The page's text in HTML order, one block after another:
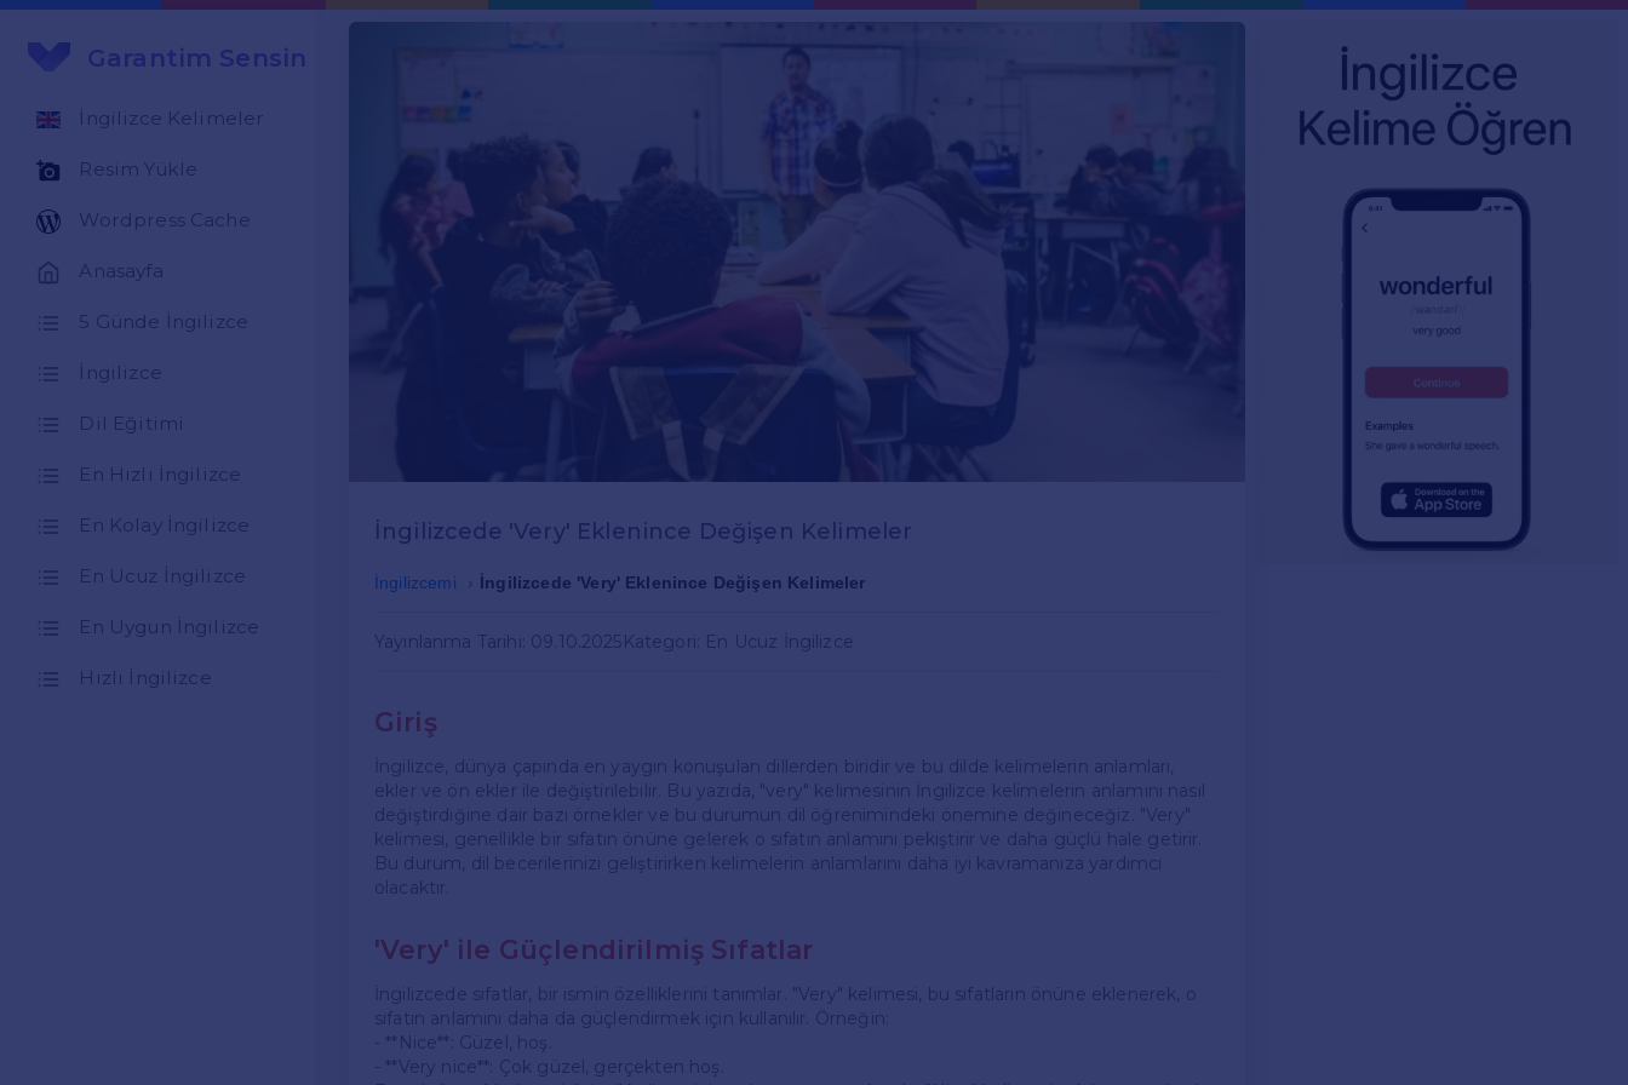
Garantim Sensin
İngilizce Kelimeler
Resim Yükle
Wordpress Cache
Anasayfa
5 Günde İngilizce
İngilizce
Dil Eğitimi
En Hızlı İngilizce
En Kolay İngilizce
En Ucuz İngilizce
En Uygun İngilizce
Hızlı İngilizce
İngilizcede 'Very' Eklenince Değişen Kelimeler
İngilizcemi İngilizcede 'Very' Eklenince Değişen Kelimeler
Yayınlanma Tarihi: 09.10.2025 Kategori: En Ucuz İngilizce
Giriş
İngilizce, dünya çapında en yaygın konuşulan dillerden biridir ve bu dilde kelimelerin anlamları,
ekler ve ön ekler ile değiştirilebilir. Bu yazıda, "very" kelimesinin İngilizce kelimelerin anlamını nasıl
değiştirdiğine dair bazı örnekler ve bu durumun dil öğrenimindeki önemine değineceğiz. "Very"
kelimesi, genellikle bir sıfatın önüne gelerek o sıfatın anlamını pekiştirir ve daha güçlü hale getirir.
Bu durum, dil becerilerinizi geliştirirken kelimelerin anlamlarını daha iyi kavramanıza yardımcı
olacaktır.
'Very' ile Güçlendirilmiş Sıfatlar
İngilizcede sıfatlar, bir ismin özelliklerini tanımlar. "Very" kelimesi, bu sıfatların önüne eklenerek, o
sıfatın anlamını daha da güçlendirmek için kullanılır. Örneğin:
- **Nice**: Güzel, hoş.
- **Very nice**: Çok güzel, gerçekten hoş.